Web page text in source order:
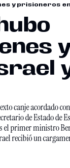
y prisioneros
canje acordado
de Estado de
el primer ministro
recibió un